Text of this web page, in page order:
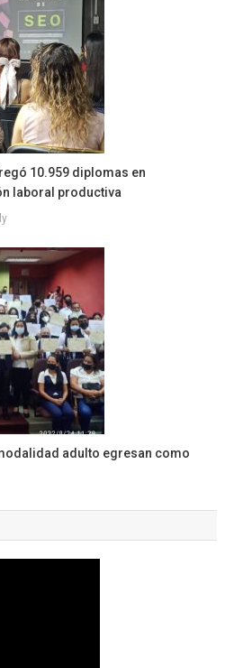
10.959 diplomas en
laboral productiva
adulto egresan como